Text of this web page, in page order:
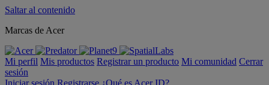
Saltar al contenido
Marcas de Acer
Mi perfil Mis productos Registrar un producto Mi comunidad Cerrar
sesión
Iniciar sesión Registrarse ¿Qué es Acer ID?